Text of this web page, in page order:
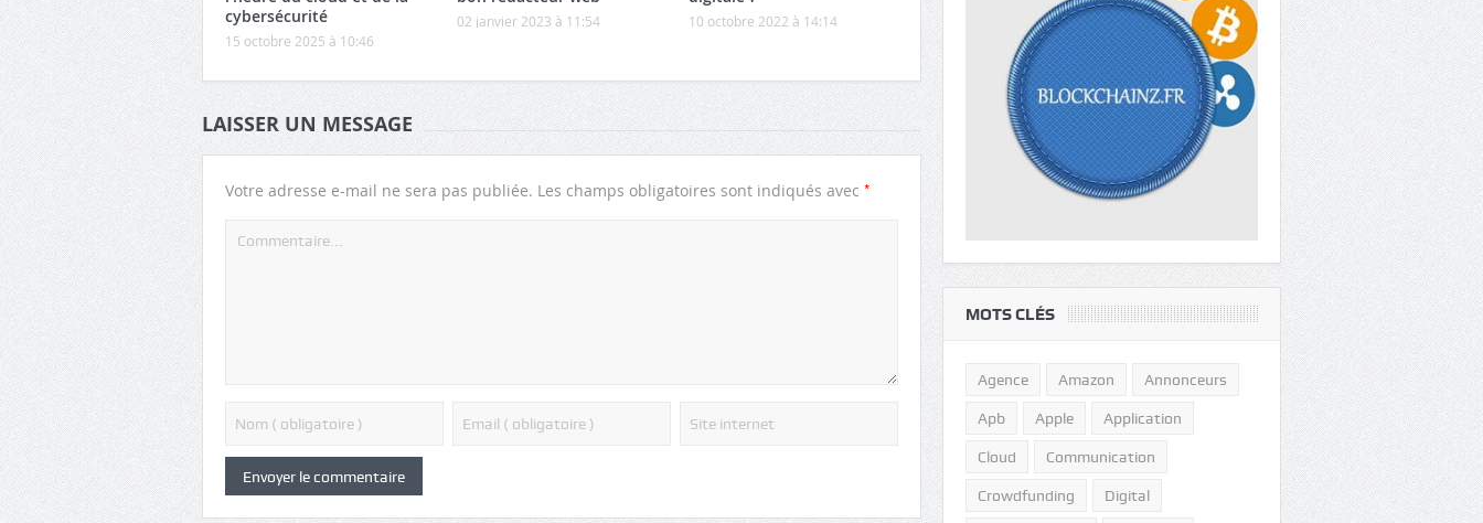
cybersécurité
15 octobre 2025 à 10:46
02 janvier 2023 à 11:54 10 octobre 2022 à 14:14
LAISSER UN MESSAGE
Votre adresse e-mail ne sera pas publiée. Les champs obligatoires sont indiqués avec *
MOTS CLÉS
Agence Amazon Annonceurs
Apb Apple Application
Cloud Communication
Crowdfunding Digital